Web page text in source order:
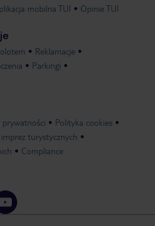
mobilna TUI Opinie TUI
Reklamacje
Parkingi
prywatności
Polityka cookies
turystycznych
Compliance